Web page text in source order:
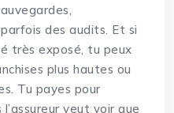
des audits. Et si
très exposé, tu peux
plus hautes ou
Tu payes pour
veut voir que